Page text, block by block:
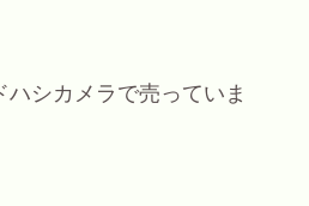
シカメラで売っていま